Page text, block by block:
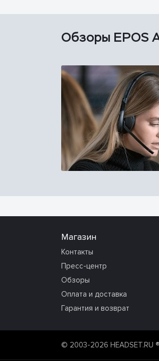
Обзоры EPOS
Магазин
Контакты
Пресс-центр
Обзоры
Оплата и доставка
Гарантия и возврат
© 2003-2026 HEADSET.RU ®